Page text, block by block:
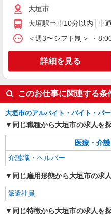
派遣社員
株式会社kotrio /●NG-H-2093137
北大垣駅★未
場へ★サ高
時給1500
通費全支給(ガ
北大垣市
キープ
大垣ケアセンターそよ風：
【月給】
6,000円（1回
手当 年末年始手当：
大垣市
大垣駅⇒車10分以内│車
＜週3〜シフト制＞ ・
詳細を見る
このお仕事に関連する条
大垣市のアルバイト・バイト・パ
同じ職種から大垣市の求人を
医療・介
介護職・ヘルパー
同じ雇用形態から大垣市の求
派遣社員
同じ特徴から大垣市の求人を